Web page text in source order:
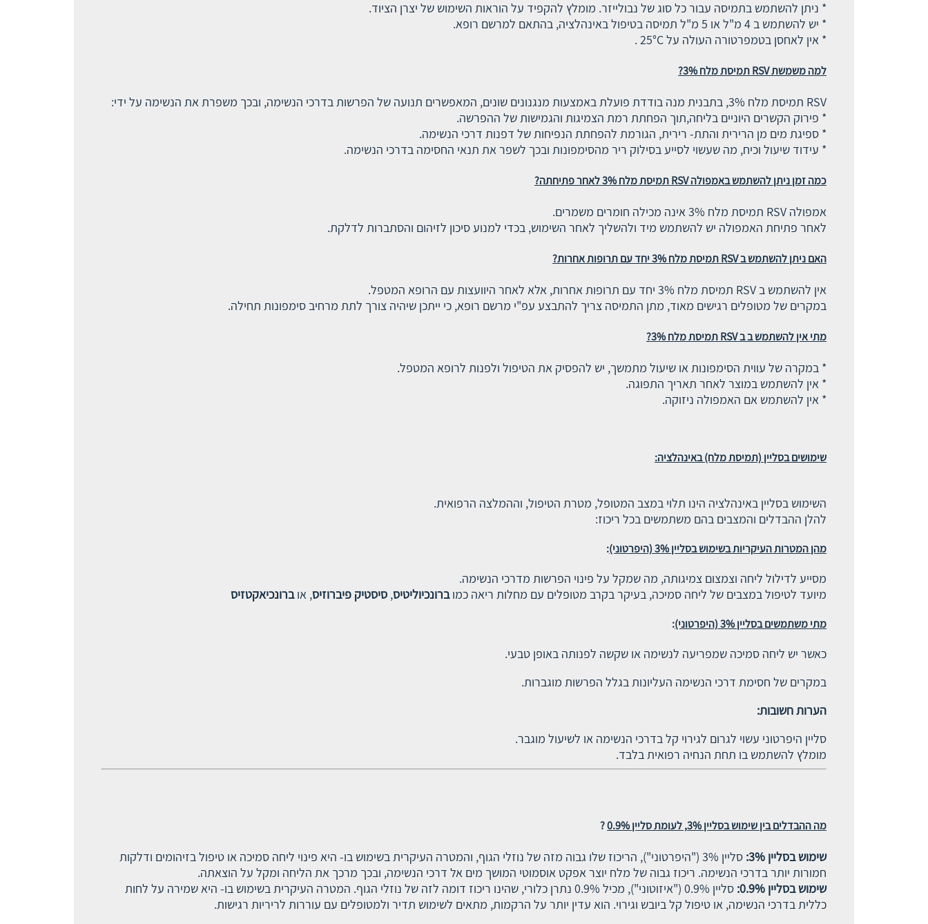
* ניתן להשתמש בתמיסה עבור כל סוג של נבולייזר. מומלץ להקפיד על הוראות השימוש של יצרן הציוד.
* יש להשתמש ב 4 מ"ל או 5 מ"ל תמיסה בטיפול באינהלציה, בהתאם למרשם רופא.
* אין לאחסן בטמפרטורה העולה על 25°C .
למה משמשת RSV תמיסת מלח 3%?
RSV תמיסת מלח 3%, בתבנית מנה בודדת פועלת באמצעות מנגנונים שונים, המאפשרים תנועה של הפרשות בדרכי הנשימה, ובכך משפרת את הנשימה על ידי:
* פירוק הקשרים היוניים בליחה,תוך הפחתת רמת הצמיגות והגמישות של ההפרשה.
* ספיגת מים מן הרירית והתת- רירית, הגורמת להפחתת הנפיחות של דפנות דרכי הנשימה.
* עידוד שיעול וכיח, מה שעשוי לסייע בסילוק ריר מהסימפונות ובכך לשפר את תנאי החסימה בדרכי הנשימה.
כמה זמן ניתן להשתמש באמפולהRSV תמיסת מלח 3% לאחר פתיחתה?
אמפולה RSV תמיסת מלח 3% אינה מכילה חומרים משמרים.
לאחר פתיחת האמפולה יש להשתמש מיד ולהשליך לאחר השימוש, בכדי למנוע סיכון לזיהום והסתברות לדלקת.
האם ניתן להשתמש ב RSV תמיסת מלח 3% יחד עם תרופות אחרות?
אין להשתמש ב RSV תמיסת מלח 3% יחד עם תרופות אחרות, אלא לאחר היוועצות עם הרופא המטפל.
במקרים של מטופלים רגישים מאוד, מתן התמיסה צריך להתבצע עפ"י מרשם רופא, כי ייתכן שיהיה צורך לתת מרחיב סימפונות תחילה.
מתי אין להשתמש ב ב RSV תמיסת מלח 3%?
* במקרה של עווית הסימפונות או שיעול מתמשך, יש להפסיק את הטיפול ולפנות לרופא המטפל.
* אין להשתמש במוצר לאחר תאריך התפוגה.
* אין להשתמש אם האמפולה ניזוקה.
שימושים בסליין (תמיסת מלח) באינהלציה:
השימוש בסליין באינהלציה הינו תלוי במצב המטופל, מטרת הטיפול, וההמלצה הרפואית.
להלן ההבדלים והמצבים בהם משתמשים בכל ריכוז:
מהן המטרות העיקריות בשימוש בסליין 3% (היפרטוני) :
מסייע לדילול ליחה וצמצום צמיגותה, מה שמקל על פינוי הפרשות מדרכי הנשימה.
מיועד לטיפול במצבים של ליחה סמיכה, בעיקר בקרב מטופלים עם מחלות ריאה כמוברונכיוליטיס, סיסטיק פיברוזיס, אוברונכיאקטזיס
מתי משתמשים בסליין 3% (היפרטוני) :
כאשר יש ליחה סמיכה שמפריעה לנשימה או שקשה לפנותה באופן טבעי.
במקרים של חסימת דרכי הנשימה העליונות בגלל הפרשות מוגברות.
הערות חשובות:
סליין היפרטוני עשוי לגרום לגירוי קל בדרכי הנשימה או לשיעול מוגבר.
מומלץ להשתמש בו תחת הנחיה רפואית בלבד.
מה ההבדלים בין שימוש בסליין 3%, לעומת סליין 0.9% ?
שימוש בסליין 3%:
סליין 3% ("היפרטוני"), הריכוז שלו גבוה מזה של נוזלי הגוף, והמטרה העיקרית בשימוש בו- היא פינוי ליחה סמיכה או טיפול בזיהומים ודלקות
חמורות יותר בדרכי הנשימה. ריכוז גבוה של מלח יוצר אפקט אוסמוטי המושך מים אל דרכי הנשימה, ובכך מרכך את הליחה ומקל על הוצאתה.
שימוש בסליין 0.9%:
סליין 0.9% ("איזוטוני"), מכיל 0.9% נתרן כלורי, שהינו ריכוז דומה לזה של נוזלי הגוף. המטרה העיקרית בשימוש בו- היא שמירה על לחות
כללית בדרכי הנשימה, או טיפול קל ביובש וגירוי. הוא עדין יותר על הרקמות, מתאים לשימוש תדיר ולמטופלים עם עוררות לריריות רגישות.